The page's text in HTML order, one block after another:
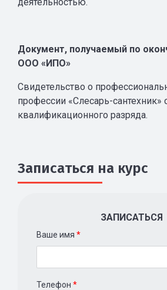
Документ, получаемый по
ООО «ИПО»
Свидетельство о
профессии «Слесарь-
квалификационного разряда.
Записаться на курс
ЗАПИСАТЬСЯ
Ваше имя *
Телефон *